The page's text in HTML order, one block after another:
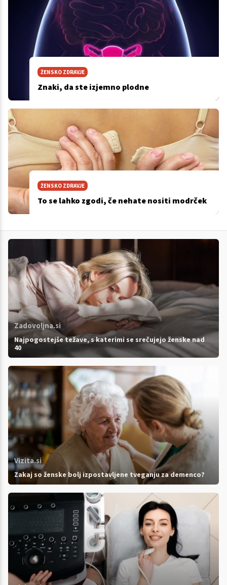
ŽENSKO ZDRAVJE
Znaki, da ste izjemno plodne
ŽENSKO ZDRAVJE
To se lahko zgodi, če nehate nositi modrček
Zadovoljna.si
Najpogostejše težave, s katerimi se srečujejo ženske nad
40
Vizita.si
Zakaj so ženske bolj izpostavljene tveganju za demenco?